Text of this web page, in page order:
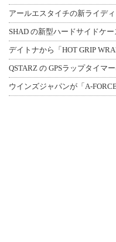
SHAD の新型ハードサイドケ
デイトナから「HOT GRIP
QSTARZ の GPSラップタイマ
ウインズジャパンが「A-